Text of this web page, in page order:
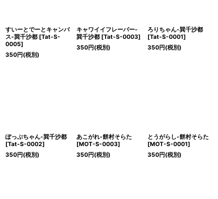
すいーとでーとキャンバ
ス-巽千沙都 [Tat-S-
0005]
350円(税別)
キャワイイフレーバー-
巽千沙都 [Tat-S-0003]
350円(税別)
ろりちゃん-巽千沙都
[Tat-S-0001]
350円(税別)
ぽっぷちゃん-巽千沙都
[Tat-S-0002]
350円(税別)
あこがれ-餅村そらた
[MOT-S-0003]
350円(税別)
とうがらし-餅村そらた
[MOT-S-0001]
350円(税別)